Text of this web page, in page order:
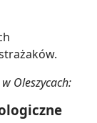
Oleszycach: